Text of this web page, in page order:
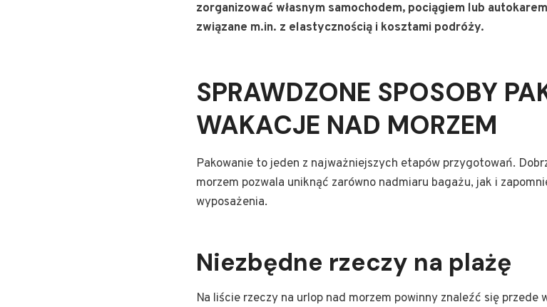
zorganizować własnym samochodem, pociągiem lub
związane m.in. z elastycznością i kosztami podróży.
SPRAWDZONE SPOSOBY
WAKACJE NAD MORZEM
Pakowanie to jeden z najważniejszych etapów przygotowań.
morzem pozwala uniknąć zarówno nadmiaru bagażu, jak i
wyposażenia.
Niezbędne rzeczy na plażę
Na liście rzeczy na urlop nad morzem powinny znaleźć się przede